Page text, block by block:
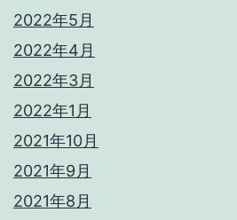
2022年5月
2022年4月
2022年3月
2022年1月
2021年10月
2021年9月
2021年8月